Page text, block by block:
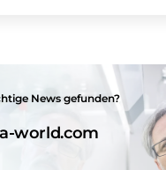
News gefunden?
world.com